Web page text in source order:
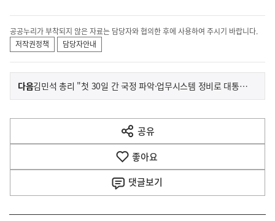
공공누리가 부착되지 않은 자료는 담당자와 협의한 후에 사용하여 주시기 바랍니다.
저작권정책
담당자안내
이
전
다
음
다음기
사
김민석 총리 "첫 30일 간 국정 파악·업무시스템 정비로 대통령 보좌"
공유
열
기
좋아요
댓글보기